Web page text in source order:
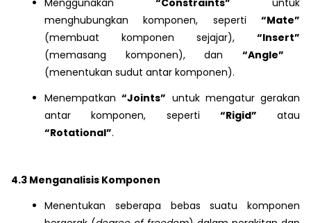
Menggunakan “Constraints” untuk
menghubungkan komponen, seperti “Mate”
(membuat komponen sejajar), “Insert”
(memasang komponen), dan “Angle”
(menentukan sudut antar komponen).
Menempatkan“Joints” untuk mengatur gerakan
antar komponen, seperti “Rigid” atau
“Rotational”.
4.3 Menganalisis Komponen
Menentukan seberapa bebas suatu komponen